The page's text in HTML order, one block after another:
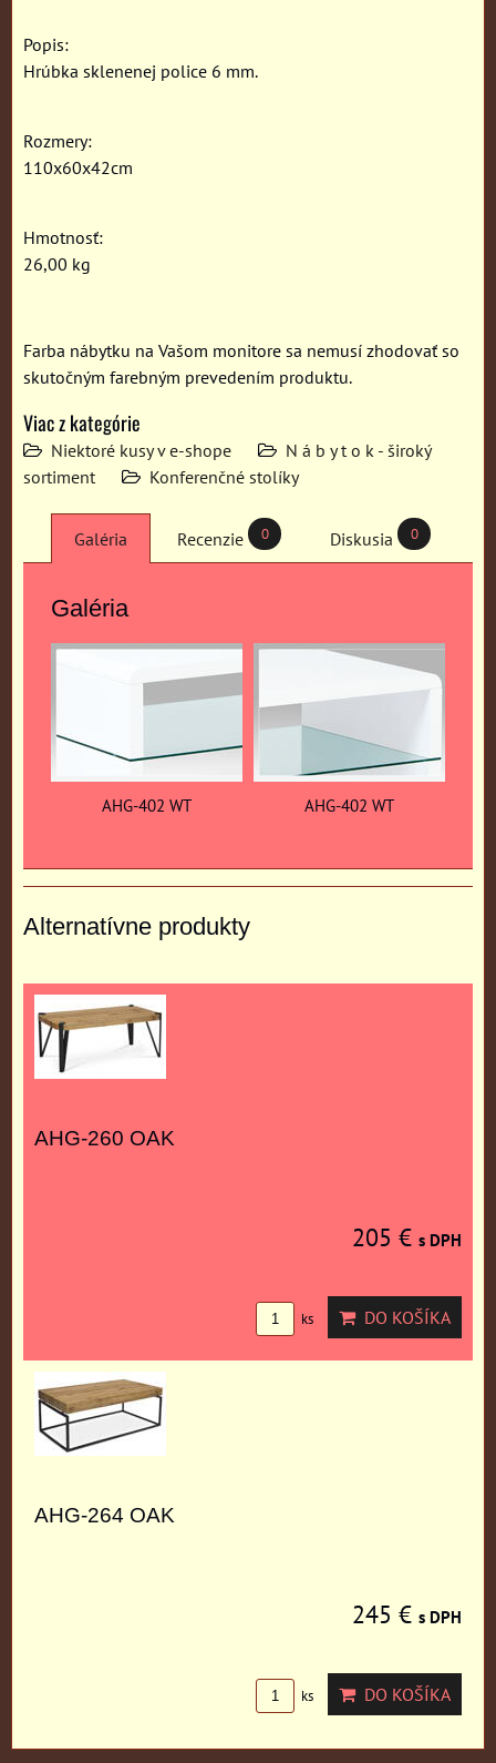
Popis:
Hrúbka sklenenej police 6 mm.
Rozmery:
110x60x42cm
Hmotnosť:
26,00 kg
Farba nábytku na Vašom monitore sa nemusí zhodovať so
skutočným farebným prevedením produktu.
Viac z kategórie
Niektoré kusy v e-shope
N á b y t o k - široký
sortiment
Konferenčné stolíky
Galéria Recenzie 0 Diskusia 0
Galéria
AHG-402 WT AHG-402 WT
Alternatívne produkty
AHG-260 OAK
205 € s DPH
ks DO KOŠÍKA
AHG-264 OAK
245 € s DPH
ks DO KOŠÍKA